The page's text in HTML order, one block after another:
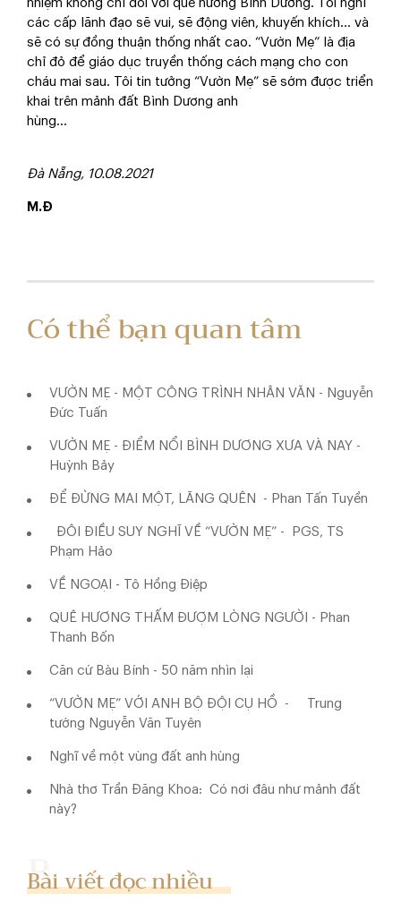
nhiệm không chỉ đối với quê hương Bình Dương. Tôi nghĩ
các cấp lãnh đạo sẽ vui, sẽ động viên, khuyến khích… và
sẽ có sự đồng thuận thống nhất cao. “Vườn Mẹ” là địa
chỉ đỏ để giáo dục truyền thống cách mạng cho con
cháu mai sau. Tôi tin tưởng “Vườn Mẹ” sẽ sớm được triển
khai trên mảnh đất Bình Dương anh
hùng...
Đà Nẵng, 10.08.2021
M.Đ
Có thể bạn quan tâm
VƯỜN MẸ - MỘT CÔNG TRÌNH NHÂN VĂN - Nguyễn
Đức Tuấn
VƯỜN MẸ - ĐIỂM NỔI BÌNH DƯƠNG XƯA VÀ NAY -
Huỳnh Bảy
ĐỂ ĐỪNG MAI MỘT, LÃNG QUÊN - Phan Tấn Tuyền
ĐÔI ĐIỀU SUY NGHĨ VỀ “VƯỜN MẸ” - PGS, TS
Phạm Hảo
VỀ NGOẠI - Tô Hồng Điệp
QUÊ HƯƠNG THẤM ĐƯỢM LÒNG NGƯỜI - Phan
Thanh Bốn
Căn cứ Bàu Bính - 50 năm nhìn lại
“VƯỜN MẸ” VỚI ANH BỘ ĐỘI CỤ HỒ - Trung
tướng Nguyễn Văn Tuyên
Nghĩ về một vùng đất anh hùng
Nhà thơ Trần Đăng Khoa: Có nơi đâu như mảnh đất
này?
Bài viết đọc nhiều